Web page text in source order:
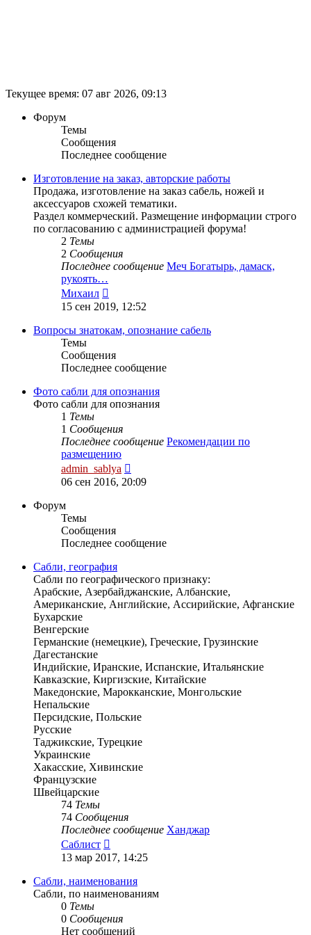
Текущее время: 07 авг 2026, 09:13
Форум
Темы
Сообщения
Последнее сообщение
Изготовление на заказ, авторские работы
Продажа, изготовление на заказ сабель, ножей и
аксессуаров схожей тематики.
Раздел коммерческий. Размещение информации строго
по согласованию с администрацией форума!
2 Темы
2 Сообщения
Последнее сообщение Меч Богатырь, дамаск,
рукоять…
Михаил
к
последнему
сообщению
15 сен 2019, 12:52
Вопросы знатокам, опознание сабель
Темы
Сообщения
Последнее сообщение
Фото сабли для опознания
Фото сабли для опознания
1 Темы
1 Сообщения
Последнее сообщение Рекомендации по
размещению
admin_sablya
к
06 сен 2016, 20:09
Форум
Темы
Сообщения
Последнее сообщение
Сабли, география
Сабли по географического признаку:
Арабские, Азербайджанские, Албанские,
Американские, Английские, Ассирийские, Афганские
Бухарские
Венгерские
Германские (немецкие), Греческие, Грузинские
Дагестанские
Индийские, Иранские, Испанские, Итальянские
Кавказские, Киргизские, Китайские
Македонские, Марокканские, Монгольские
Непальские
Персидские, Польские
Русские
Таджикские, Турецкие
Украинские
Хакасские, Хивинские
Французские
Швейцарские
74 Темы
74 Сообщения
Последнее сообщение Ханджар
Саблист
к
последнему
сообщению
13 мар 2017, 14:25
Сабли, наименования
Сабли, по наименованиям
0 Темы
0 Сообщения
Нет сообщений